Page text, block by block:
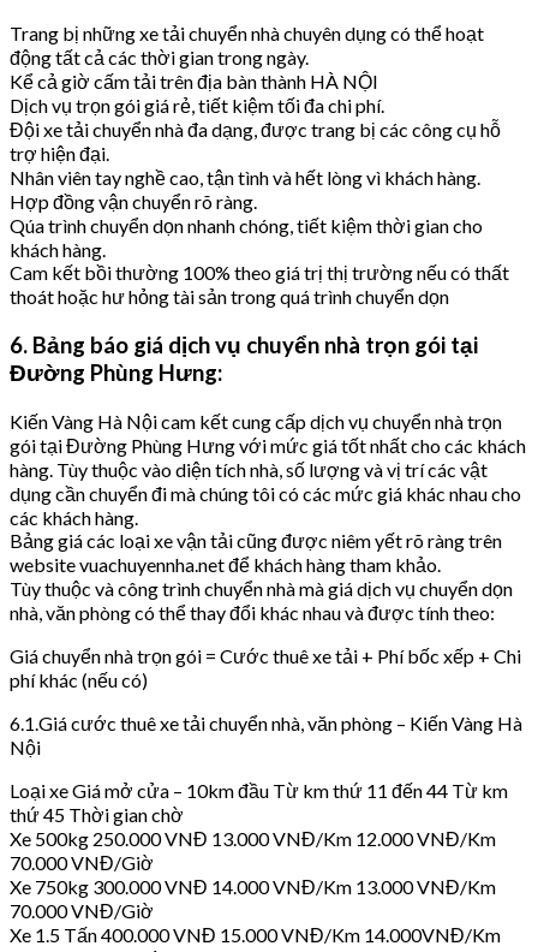
Trang bị những xe tải chuyển nhà chuyên dụng có thể hoạt
động tất cả các thời gian trong ngày.
Kể cả giờ cấm tải trên địa bàn thành HÀ NỘI
Dịch vụ trọn gói giá rẻ, tiết kiệm tối đa chi phí.
Đội xe tải chuyển nhà đa dạng, được trang bị các công cụ hỗ
trợ hiện đại.
Nhân viên tay nghề cao, tận tình và hết lòng vì khách hàng.
Hợp đồng vận chuyển rõ ràng.
Qúa trình chuyển dọn nhanh chóng, tiết kiệm thời gian cho
khách hàng.
Cam kết bồi thường 100% theo giá trị thị trường nếu có thất
thoát hoặc hư hỏng tài sản trong quá trình chuyển dọn
6. Bảng báo giá dịch vụ chuyển nhà trọn gói tại
Đường Phùng Hưng:
Kiến Vàng Hà Nội cam kết cung cấp dịch vụ chuyển nhà trọn
gói tại Đường Phùng Hưng với mức giá tốt nhất cho các khách
hàng. Tùy thuộc vào diện tích nhà, số lượng và vị trí các vật
dụng cần chuyển đi mà chúng tôi có các mức giá khác nhau cho
các khách hàng.
Bảng giá các loại xe vận tải cũng được niêm yết rõ ràng trên
website vuachuyennha.net để khách hàng tham khảo.
Tùy thuộc và công trình chuyển nhà mà giá dịch vụ chuyển dọn
nhà, văn phòng có thể thay đổi khác nhau và được tính theo:
Giá chuyển nhà trọn gói = Cước thuê xe tải + Phí bốc xếp + Chi
phí khác (nếu có)
6.1.Giá cước thuê xe tải chuyển nhà, văn phòng – Kiến Vàng Hà
Nội
Loại xe Giá mở cửa – 10km đầu Từ km thứ 11 đến 44 Từ km
thứ 45 Thời gian chờ
Xe 500kg 250.000 VNĐ 13.000 VNĐ/Km 12.000 VNĐ/Km
70.000 VNĐ/Giờ
Xe 750kg 300.000 VNĐ 14.000 VNĐ/Km 13.000 VNĐ/Km
70.000 VNĐ/Giờ
Xe 1.5 Tấn 400.000 VNĐ 15.000 VNĐ/Km 14.000VNĐ/Km